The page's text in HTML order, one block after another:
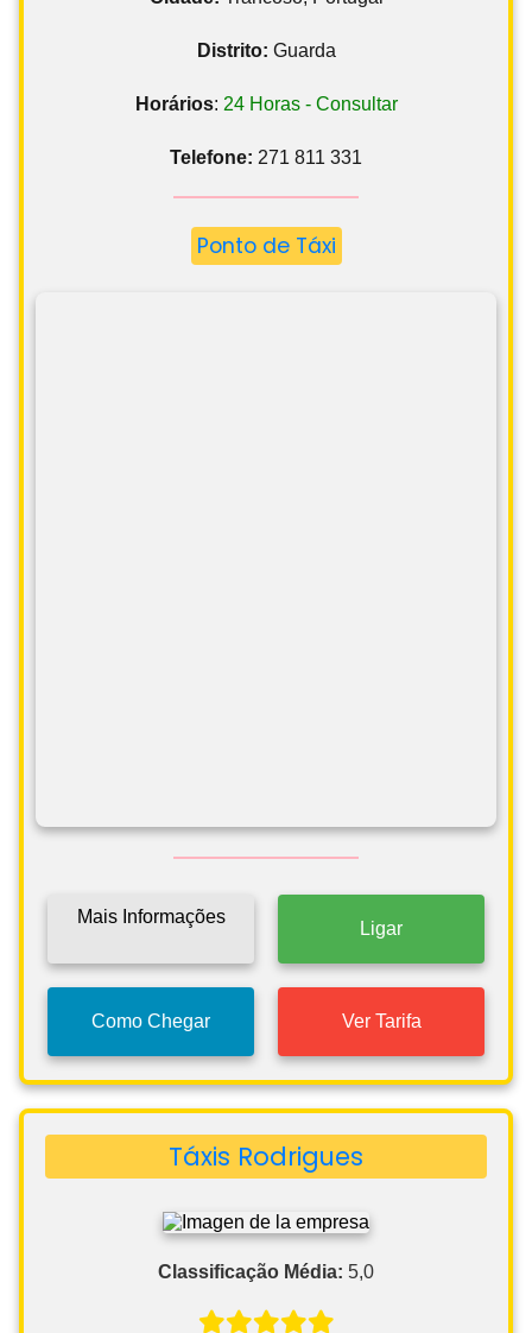
Distrito: Guarda
Horários: 24 Horas - Consultar
Telefone: 271 811 331
Ponto de Táxi
Mais Informações
Ligar
Como Chegar Ver Tarifa
Táxis Rodrigues
Classificação Média: 5,0